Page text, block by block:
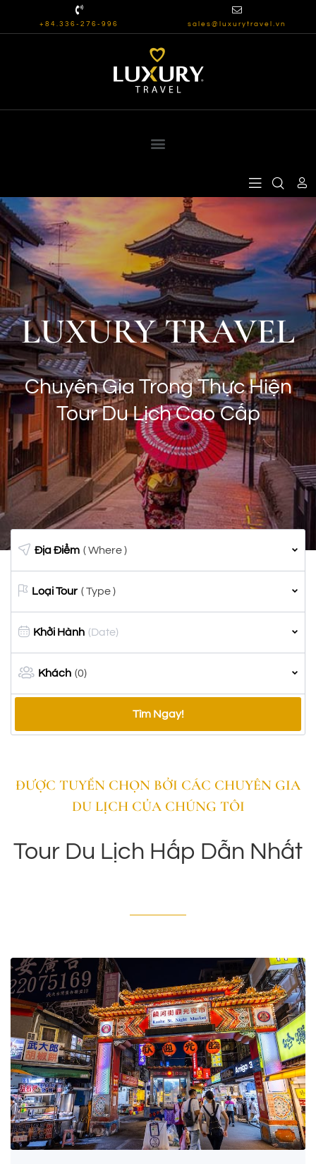
+84.336-276-996 sales@luxurytravel.vn
LUXURY TRAVEL
Chuyên Gia Trong Thực Hiện
Tour Du Lịch Cao Cấp
Địa Điểm ( Where )
Loại Tour ( Type )
Khởi Hành
Khách (0)
Tìm Ngay!
ĐƯỢC TUYỂN CHỌN BỞI CÁC CHUYÊN GIA
DU LỊCH CỦA CHÚNG TÔI
Tour Du Lịch Hấp Dẫn Nhất